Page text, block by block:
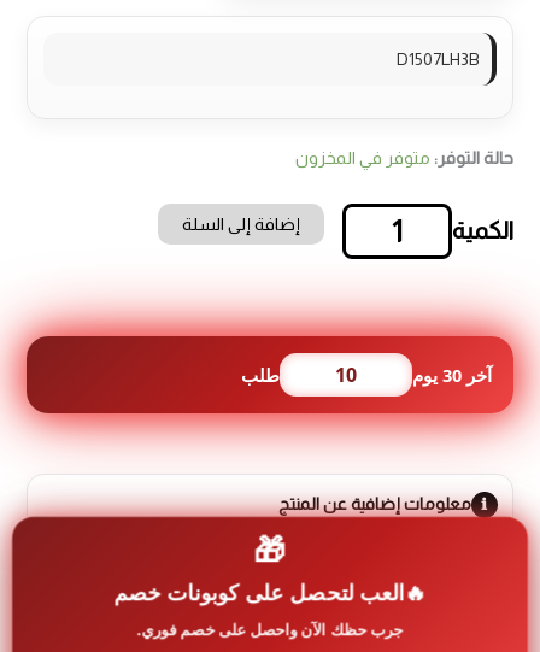
D1507LH3B
حالة التوفر: متوفر في المخزون
كمية
سكاي
وورث
انفيرتر
برامج
3
عدد
إضافة إلى السلة
آخر 30 يوم 10 طلب
معلومات إضافية عن المنتج
العلامة التجارية: سكاي ورث skyworth
🎁
العب لتحصل على كوبونات خصم
جرب حظك الآن واحصل على خصم فوري.